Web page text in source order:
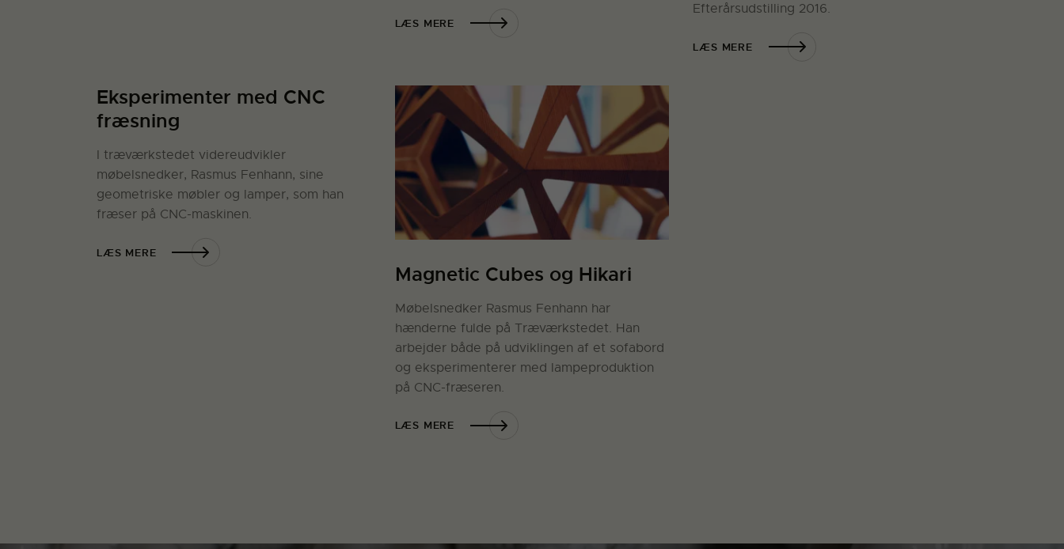
LÆS MERE
Efterårsudstilling 2016.
LÆS MERE
Eksperimenter med CNC
fræsning
I træværkstedet videreudvikler
møbelsnedker, Rasmus Fenhann, sine
geometriske møbler og lamper, som han
fræser på CNC-maskinen.
LÆS MERE
Magnetic Cubes og Hikari
Møbelsnedker Rasmus Fenhann har
hænderne fulde på Træværkstedet. Han
arbejder både på udviklingen af et sofabord
og eksperimenterer med lampeproduktion
på CNC-fræseren.
LÆS MERE